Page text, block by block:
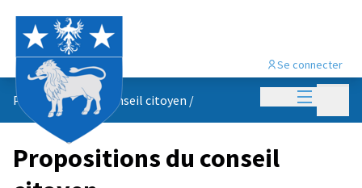
Menu
Se connecter
Propositions du conseil citoyen /
Propositions du conseil